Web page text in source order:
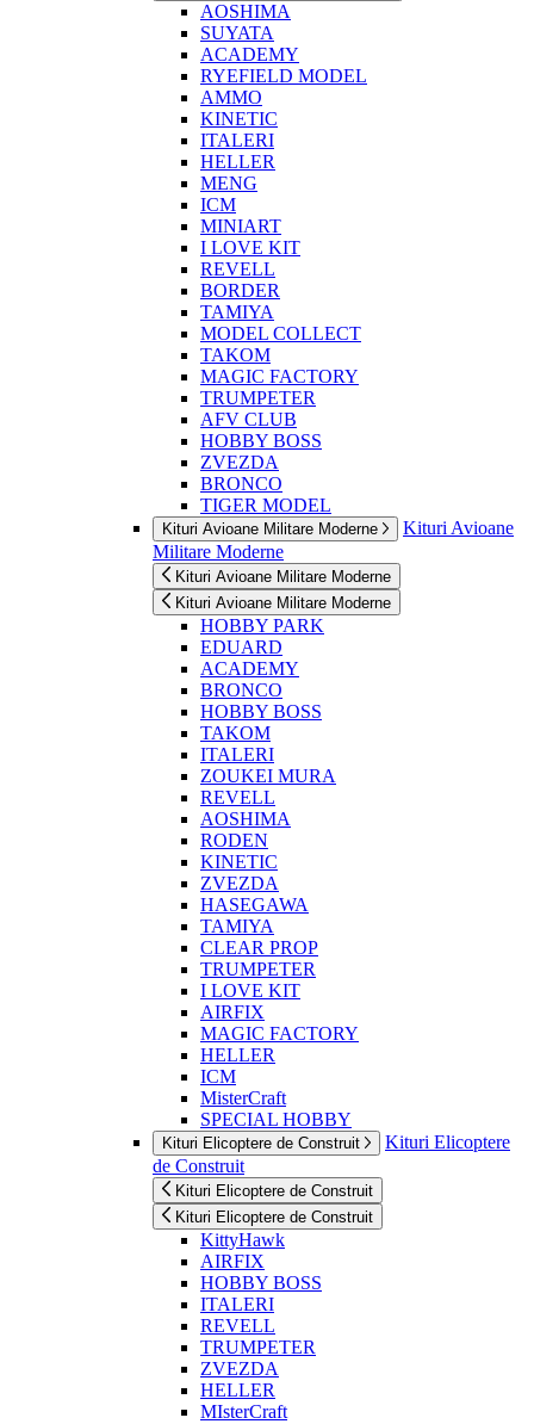
AOSHIMA
SUYATA
ACADEMY
RYEFIELD MODEL
AMMO
KINETIC
ITALERI
HELLER
MENG
ICM
MINIART
I LOVE KIT
REVELL
BORDER
TAMIYA
MODEL COLLECT
TAKOM
MAGIC FACTORY
TRUMPETER
AFV CLUB
HOBBY BOSS
ZVEZDA
BRONCO
TIGER MODEL
Kituri Avioane Militare Moderne
Kituri Avioane
Militare Moderne
Kituri Avioane Militare Moderne
Kituri Avioane Militare Moderne
HOBBY PARK
EDUARD
ACADEMY
BRONCO
HOBBY BOSS
TAKOM
ITALERI
ZOUKEI MURA
REVELL
AOSHIMA
RODEN
KINETIC
ZVEZDA
HASEGAWA
TAMIYA
CLEAR PROP
TRUMPETER
I LOVE KIT
AIRFIX
MAGIC FACTORY
HELLER
ICM
MisterCraft
SPECIAL HOBBY
Kituri Elicoptere de Construit
Kituri Elicoptere
de Construit
Kituri Elicoptere de Construit
Kituri Elicoptere de Construit
KittyHawk
AIRFIX
HOBBY BOSS
ITALERI
REVELL
TRUMPETER
ZVEZDA
HELLER
MIsterCraft